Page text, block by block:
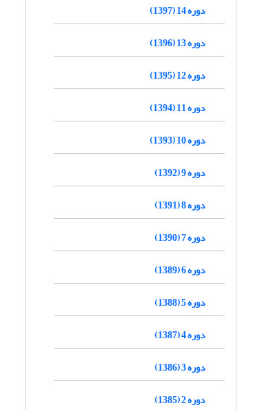
دوره 14 (1397)
دوره 13 (1396)
دوره 12 (1395)
دوره 11 (1394)
دوره 10 (1393)
دوره 9 (1392)
دوره 8 (1391)
دوره 7 (1390)
دوره 6 (1389)
دوره 5 (1388)
دوره 4 (1387)
دوره 3 (1386)
دوره 2 (1385)